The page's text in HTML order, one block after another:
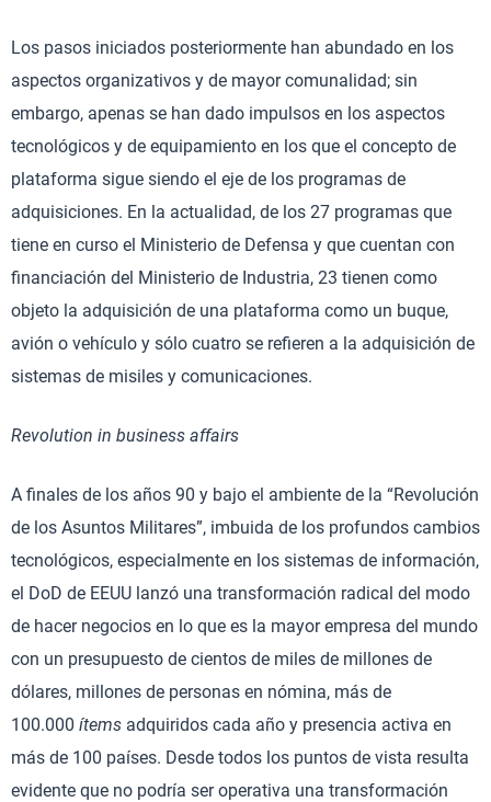
Los pasos iniciados posteriormente han abundado en los
aspectos organizativos y de mayor comunalidad; sin
embargo, apenas se han dado impulsos en los aspectos
tecnológicos y de equipamiento en los que el concepto de
plataforma sigue siendo el eje de los programas de
adquisiciones. En la actualidad, de los 27 programas que
tiene en curso el Ministerio de Defensa y que cuentan con
financiación del Ministerio de Industria, 23 tienen como
objeto la adquisición de una plataforma como un buque,
avión o vehículo y sólo cuatro se refieren a la adquisición de
sistemas de misiles y comunicaciones.
Revolution in business affairs
A finales de los años 90 y bajo el ambiente de la “Revolución
de los Asuntos Militares”, imbuida de los profundos cambios
tecnológicos, especialmente en los sistemas de información,
el DoD de EEUU lanzó una transformación radical del modo
de hacer negocios en lo que es la mayor empresa del mundo
con un presupuesto de cientos de miles de millones de
dólares, millones de personas en nómina, más de
100.000 ítems adquiridos cada año y presencia activa en
más de 100 países. Desde todos los puntos de vista resulta
evidente que no podría ser operativa una transformación